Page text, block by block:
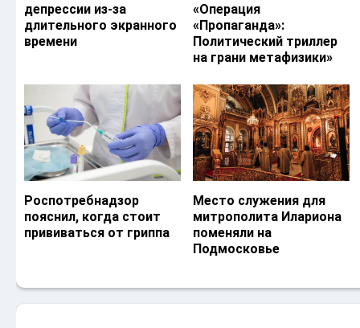
депрессии из-за
длительного экранного
времени
«Операция
«Пропаганда»:
Политический триллер
на грани метафизики»
Роспотребнадзор
пояснил, когда стоит
прививаться от гриппа
Место служения для
митрополита Илариона
поменяли на
Подмосковье